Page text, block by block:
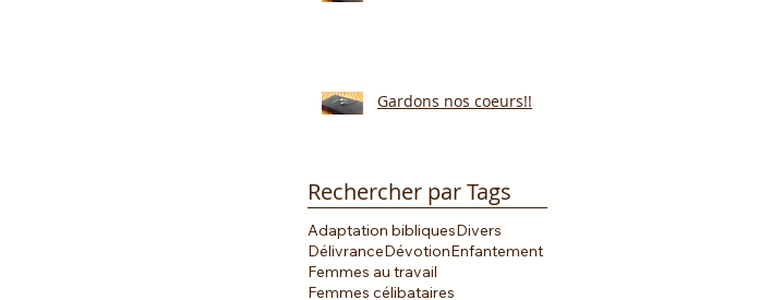
Gardons nos coeurs!!
Rechercher par Tags
Adaptation bibliquesDivers
DélivranceDévotionEnfantement
Femmes au travail
Femmes célibataires